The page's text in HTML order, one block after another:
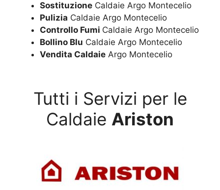
Sostituzione Caldaie Argo Montecelio
Pulizia Caldaie Argo Montecelio
Controllo Fumi Caldaie Argo Montecelio
Bollino Blu Caldaie Argo Montecelio
Vendita Caldaie Argo Montecelio
Tutti i Servizi per le
Caldaie Ariston